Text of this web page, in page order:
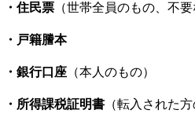
・住民票 （世帯全員のもの、不
・戸籍謄本
・ 銀行口座 （本人のもの）
・所得課税証明書 （転入された方